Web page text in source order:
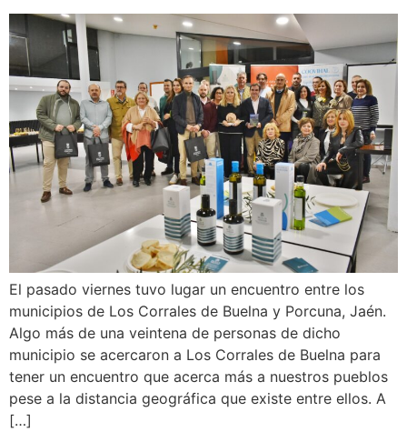
El pasado viernes tuvo lugar un encuentro entre los
municipios de Los Corrales de Buelna y Porcuna, Jaén.
Algo más de una veintena de personas de dicho
municipio se acercaron a Los Corrales de Buelna para
tener un encuentro que acerca más a nuestros pueblos
pese a la distancia geográfica que existe entre ellos. A
[…]